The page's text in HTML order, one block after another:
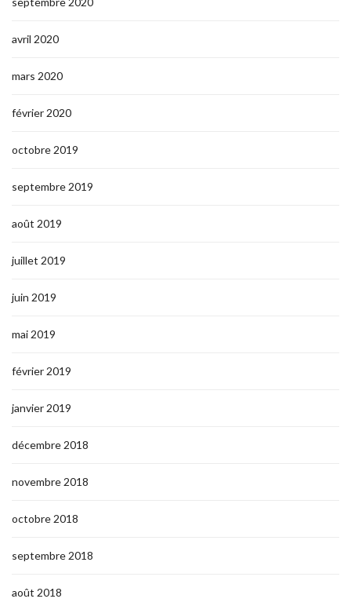
avril 2020
mars 2020
février 2020
octobre 2019
septembre 2019
août 2019
juillet 2019
juin 2019
mai 2019
février 2019
janvier 2019
décembre 2018
novembre 2018
octobre 2018
septembre 2018
août 2018